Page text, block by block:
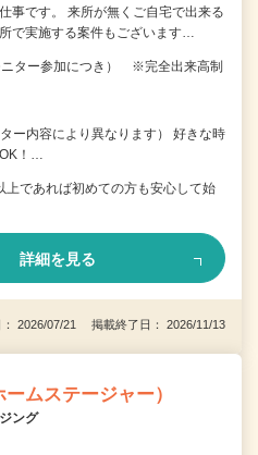
事です。 来所が無くご自宅で出来る
で実施する案件もございます…
ニター参加につき） ※完全出来高制
ー内容により異なります） 好きな時
！…
であれば初めての方も安心して始
詳細を見る
： 2026/07/21 掲載終了日： 2026/11/13
ムステージャー）
ング